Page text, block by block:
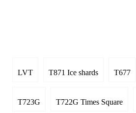
LVT T871 Ice shards T677
T723G T722G Times Square